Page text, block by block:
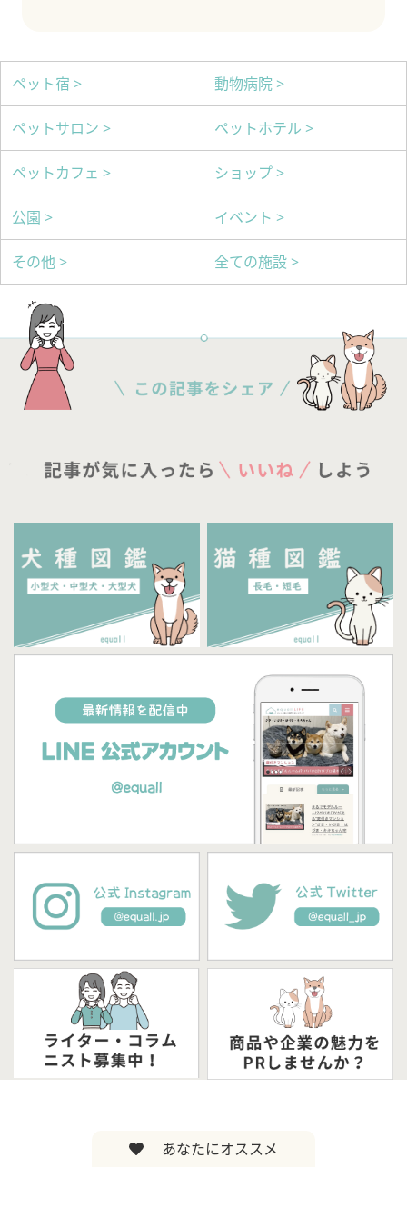
ペット宿 > 動物病院 >
ペットサロン > ペットホテル >
ペットカフェ > ショップ >
公園 > イベント >
その他 > 全ての施設 >
あなたにオススメ